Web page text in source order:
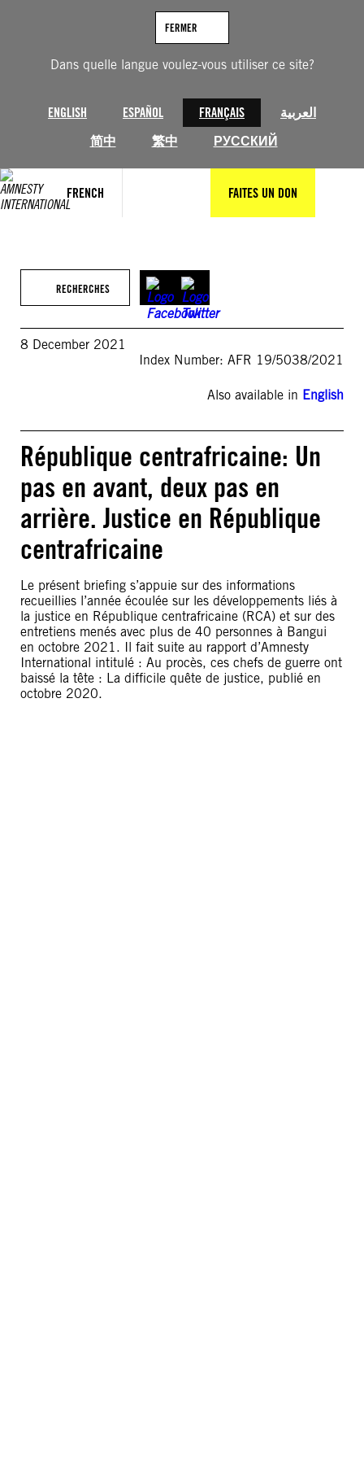
Dans quelle langue voulez-vous utiliser ce site?
ENGLISH ESPAÑOL FRANÇAIS
العربية
简中
繁中 РУССКИЙ
FERMER
FRENCH FAITES UN DON
RECHERCHES
8 December 2021
Index Number: AFR 19/5038/2021
Also available in English
République centrafricaine: Un
pas en avant, deux pas en
arrière. Justice en République
centrafricaine
Le présent briefing s’appuie sur des informations
recueillies l’année écoulée sur les développements liés à
la justice en République centrafricaine (RCA) et sur des
entretiens menés avec plus de 40 personnes à Bangui
en octobre 2021. Il fait suite au rapport d’Amnesty
International intitulé : Au procès, ces chefs de guerre ont
baissé la tête : La difficile quête de justice, publié en
octobre 2020.